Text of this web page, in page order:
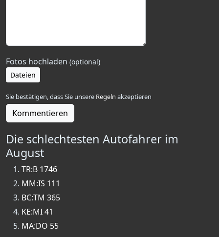
Fotos hochladen (optional)
Dateien
Sie bestätigen, dass Sie unsere Regeln akzeptieren
Kommentieren
Die schlechtesten Autofahrer im
August
TR:B 1746
MM:IS 111
BC:TM 365
KE:MI 41
MA:DO 55